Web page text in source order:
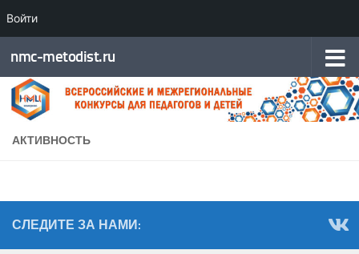
ВойтиПерейти к содержимому
nmc-metodist.ru
АКТИВНОСТЬ
СЛЕДИТЕ ЗА НАМИ: